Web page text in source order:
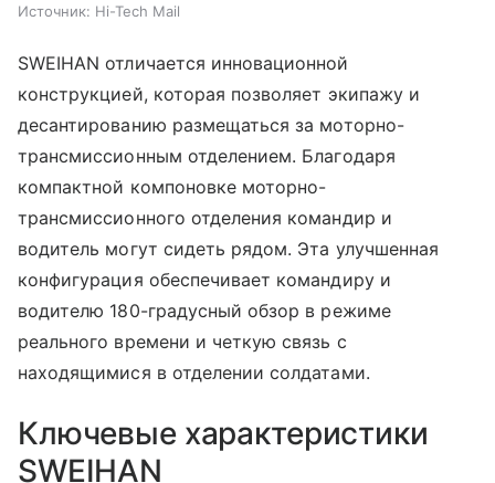
Источник: Hi-Tech Mail
SWEIHAN отличается инновационной
конструкцией, которая позволяет экипажу и
десантированию размещаться за моторно-
трансмиссионным отделением. Благодаря
компактной компоновке моторно-
трансмиссионного отделения командир и
водитель могут сидеть рядом. Эта улучшенная
конфигурация обеспечивает командиру и
водителю 180-градусный обзор в режиме
реального времени и четкую связь с
находящимися в отделении солдатами.
Ключевые характеристики
SWEIHAN